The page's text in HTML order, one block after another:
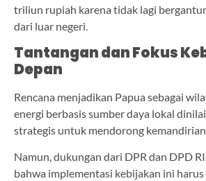
triliun rupiah karena tidak lagi
dari luar negeri.
Tantangan dan Fokus
Depan
Rencana menjadikan Papua sebagai
energi berbasis sumber daya lokal
strategis untuk mendorong
Namun, dukungan dari DPR dan DPD
bahwa implementasi kebijakan ini